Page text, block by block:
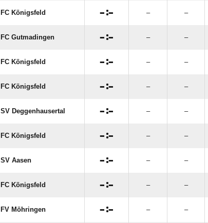
FC Königsfeld : – –
FC Gutmadingen : – –
FC Königsfeld : – –
FC Königsfeld : – –
SV Deggenhausertal : – –
FC Königsfeld : – –
SV Aasen : – –
FC Königsfeld : – –
FV Möhringen : – –